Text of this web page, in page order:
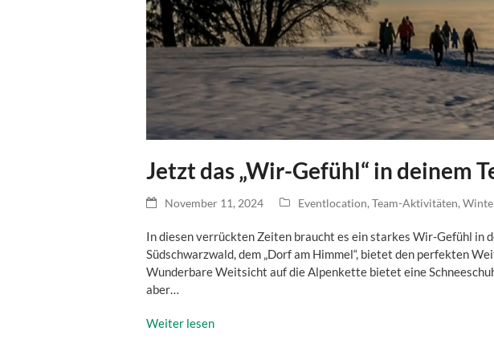
Jetzt das „Wir-Gefühl“ in deinem
November 11, 2024 Eventlocation, Team-Aktivitäten,
In diesen verrückten Zeiten braucht es ein starkes Wir-Gefühl in
Südschwarzwald, dem „Dorf am Himmel“, bietet den perfekten
Wunderbare Weitsicht auf die Alpenkette bietet eine
aber…
Weiter lesen